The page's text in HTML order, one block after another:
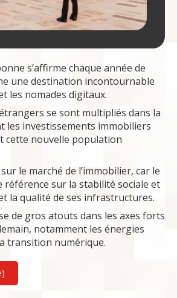
s’affirme chaque année de
une destination incontournable
les nomades digitaux.
se sont multipliés dans la
les investissements immobiliers
cette nouvelle population
le marché de l’immobilier, car le
référence sur la stabilité sociale et
la qualité de ses infrastructures.
de gros atouts dans les axes forts
notamment les énergies
transition numérique.